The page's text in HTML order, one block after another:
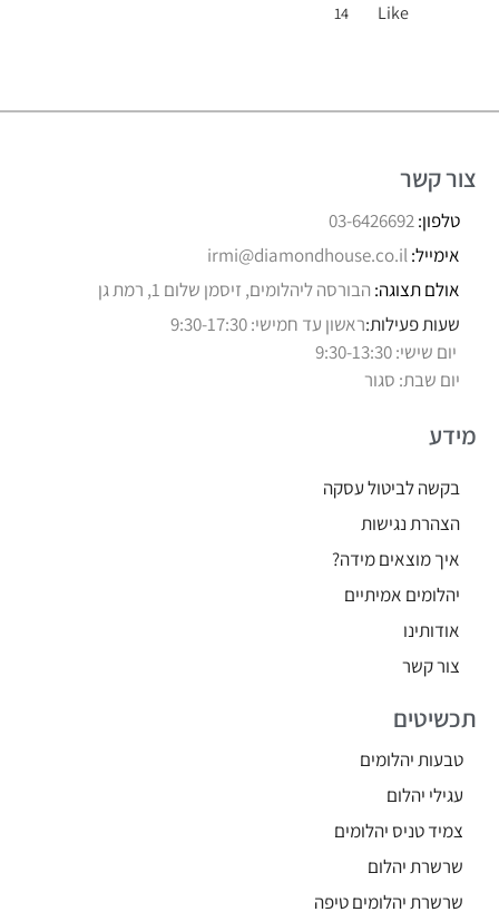
Like
14
צור קשר
טלפון:03-6426692
אימייל:irmi@diamondhouse.co.il
אולם תצוגה: הבורסה ליהלומים, זיסמן שלום 1, רמת גן
שעות פעילות:ראשון עד חמישי: 9:30-17:30
יום שישי: 9:30-13:30
יום שבת: סגור
מידע
בקשה לביטול עסקה
הצהרת נגישות
איך מוצאים מידה?
יהלומים אמיתיים
אודותינו
צור קשר
תכשיטים
טבעות יהלומים
עגילי יהלום
צמיד טניס יהלומים
שרשרת יהלום
שרשרת יהלומים טיפה